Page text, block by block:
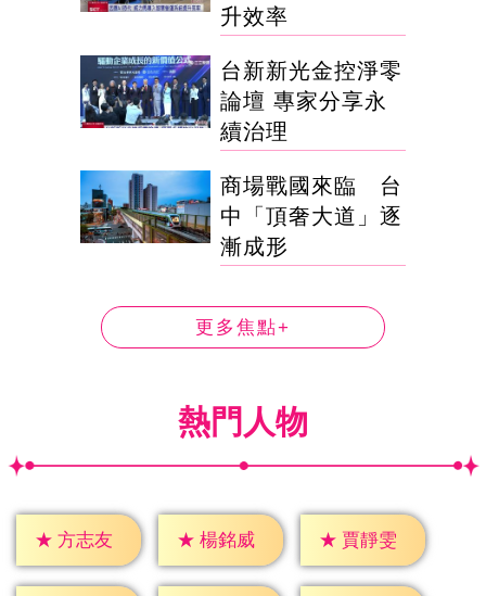
升效率
台新新光金控淨零
論壇 專家分享永
續治理
商場戰國來臨 台
中「頂奢大道」逐
漸成形
更多焦點+
熱門人物
★ 方志友 ★ 楊銘威 ★ 賈靜雯